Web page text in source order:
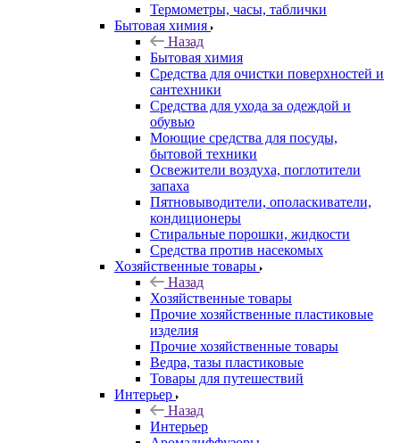
Термометры, часы, таблички
Бытовая химия
Назад
Бытовая химия
Средства для очистки поверхностей и
сантехники
Средства для ухода за одеждой и
обувью
Моющие средства для посуды,
бытовой техники
Освежители воздуха, поглотители
запаха
Пятновыводители, ополаскиватели,
кондиционеры
Стиральные порошки, жидкости
Средства против насекомых
Хозяйственные товары
Назад
Хозяйственные товары
Прочие хозяйственные пластиковые
изделия
Прочие хозяйственные товары
Ведра, тазы пластиковые
Товары для путешествий
Интерьер
Назад
Интерьер